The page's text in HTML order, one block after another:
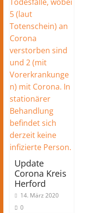
Update
Corona Kreis
Herford
14. März 2020
0